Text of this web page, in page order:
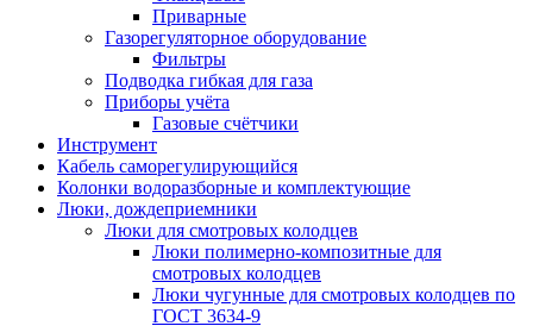
Приварные
Газорегуляторное оборудование
Фильтры
Подводка гибкая для газа
Приборы учёта
Газовые счётчики
Инструмент
Кабель саморегулирующийся
Колонки водоразборные и комплектующие
Люки, дождеприемники
Люки для смотровых колодцев
Люки полимерно-композитные для
смотровых колодцев
Люки чугунные для смотровых колодцев по
ГОСТ 3634-9